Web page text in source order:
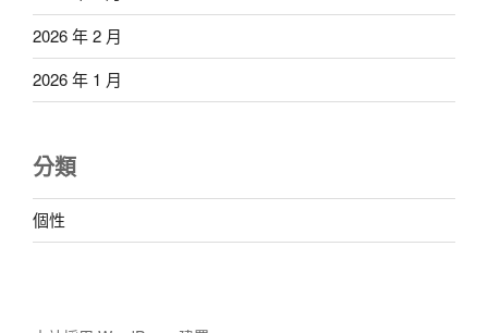
2026 年 2 月
2026 年 1 月
分類
個性